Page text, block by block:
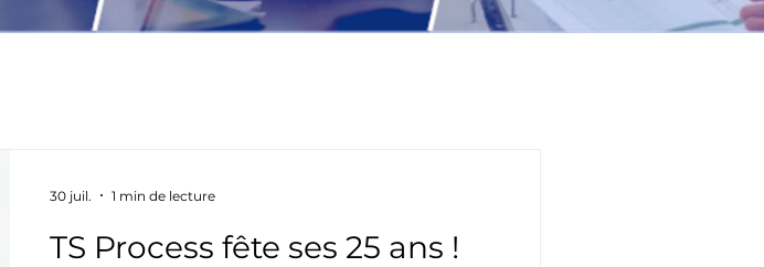
TS Process fête ses 25 ans !
30 juil. 1 min de lecture